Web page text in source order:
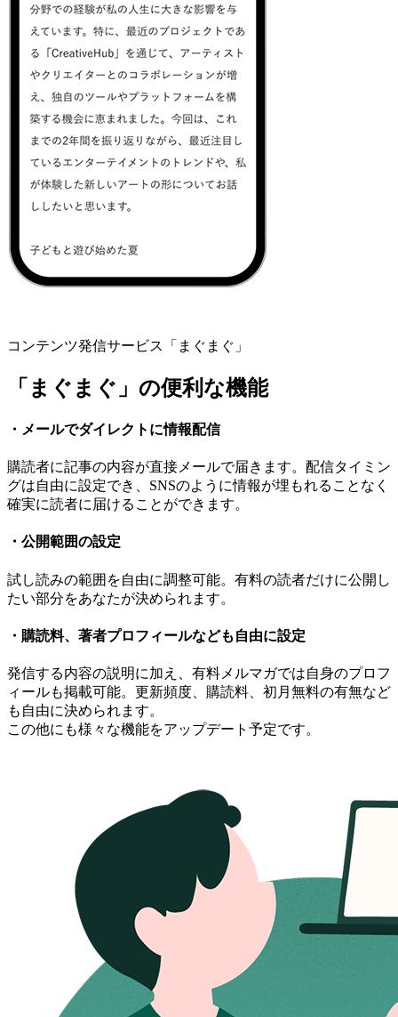
コンテンツ発信サービス「まぐまぐ」
「まぐまぐ」の便利な機能
・メールでダイレクトに情報配信
購読者に記事の内容が直接メールで届きます。配信タイミン
グは自由に設定でき、SNSのように情報が埋もれることなく
確実に読者に届けることができます。
・公開範囲の設定
試し読みの範囲を自由に調整可能。有料の読者だけに公開し
たい部分をあなたが決められます。
・購読料、著者プロフィールなども自由に設定
発信する内容の説明に加え、有料メルマガでは自身のプロフ
ィールも掲載可能。更新頻度、購読料、初月無料の有無など
も自由に決められます。
この他にも様々な機能をアップデート予定です。